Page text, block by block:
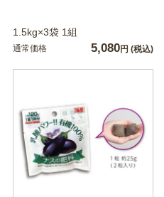
1.5kg×3袋 1組
通常価格 5,080円 (税込)